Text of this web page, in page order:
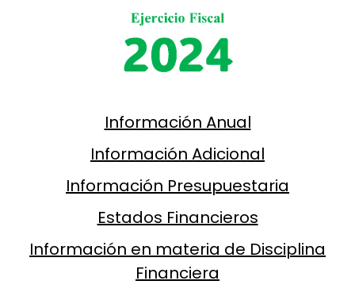
Información Anual
Información Adicional
Información Presupuestaria
Estados Financieros
Información en materia de Disciplina
Financiera